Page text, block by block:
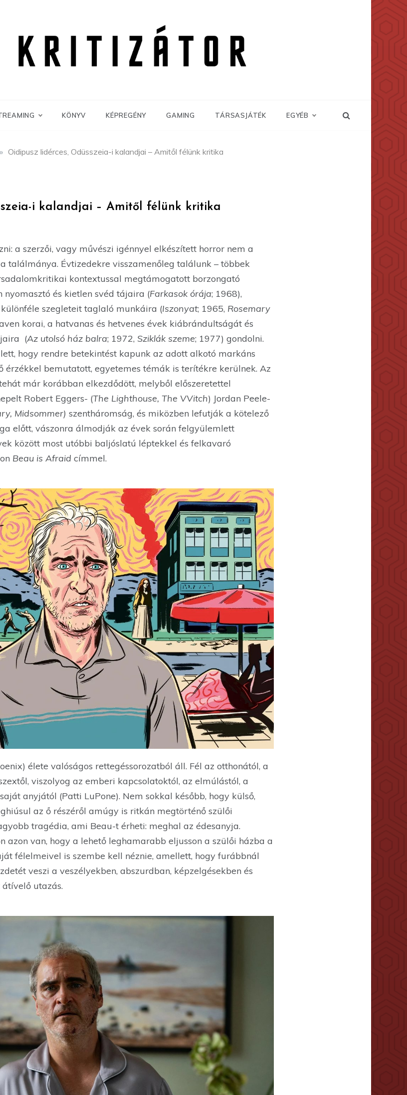
KÖNYV KÉPREGÉNY GAMING TÁRSASJÁTÉK EGYÉB
» Oidipusz lidérces, Odüsszeia-i kalandjai – Amitől félünk kritika
i kalandjai – Amitől félünk kritika
a szerzői, vagy művészi igénnyel elkészített horror nem a
találmánya. Évtizedekre visszamenőleg találunk – többek
kontextussal megtámogatott borzongató
és kietlen svéd tájaira (Farkasok órája; 1968),
szegleteit taglaló munkáira (Iszonyat; 1965, Rosemary
korai, a hatvanas és hetvenes évek kiábrándultságát és
(Az utolsó ház balra; 1972, Sziklák szeme; 1977) gondolni.
hogy rendre betekintést kapunk az adott alkotó markáns
érzékkel bemutatott, egyetemes témák is terítékre kerülnek. Az
már korábban elkezdődött, melyből előszeretettel
Robert Eggers- (The Lighthouse, The VVitch) Jordan Peele-
Midsommer) szentháromság, és miközben lefutják a kötelező
előtt, vászonra álmodják az évek során felgyülemlett
között most utóbbi baljóslatú léptekkel és felkavaró
Beau is Afraid címmel.
élete valóságos rettegéssorozatból áll. Fél az otthonától, a
viszolyog az emberi kapcsolatoktól, az elmúlástól, a
anyjától (Patti LuPone). Nem sokkal később, hogy külső,
az ő részéről amúgy is ritkán megtörténő szülői
tragédia, ami Beau-t érheti: meghal az édesanyja.
azon van, hogy a lehető leghamarabb eljusson a szülői házba a
félelmeivel is szembe kell néznie, amellett, hogy furábbnál
veszi a veszélyekben, abszurdban, képzelgésekben és
utazás.